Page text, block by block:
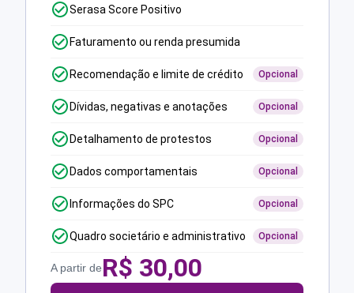
Serasa Score Positivo
Faturamento ou renda presumida
Recomendação e limite de crédito Opcional
Dívidas, negativas e anotações Opcional
Detalhamento de protestos Opcional
Dados comportamentais Opcional
Informações do SPC Opcional
Quadro societário e administrativo Opcional
A partir deR$ 30,00